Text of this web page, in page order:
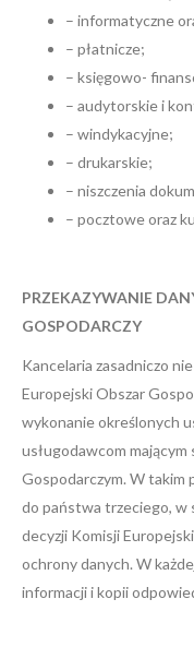
– informatyczne
– płatnicze;
– księgowo-
– audytorskie i
– windykacyjne;
– drukarskie;
– niszczenia
– pocztowe oraz
PRZEKAZYWANIE
GOSPODARCZY
Kancelaria zasadniczo
Europejski Obszar
wykonanie określonych
usługodawcom
Gospodarczym. W takim
do państwa trzeciego,
decyzji Komisji
ochrony danych. W
informacji i kopii